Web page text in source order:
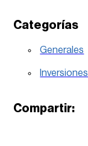
Categorías
Generales
Inversiones
Compartir: